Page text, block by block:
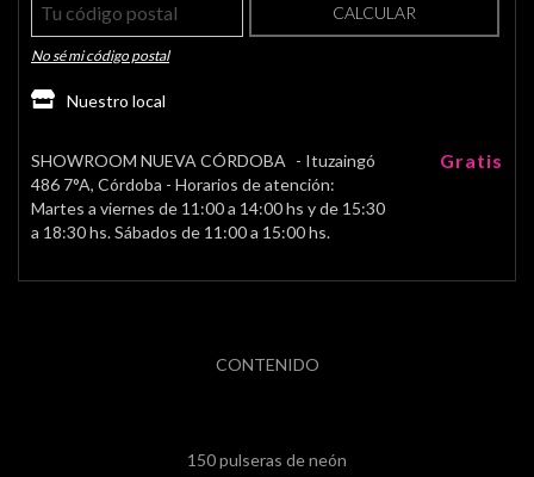
CALCULAR
No sé mi código postal
Nuestro local
SHOWROOM NUEVA CÓRDOBA - Ituzaingó
486 7°A, Córdoba - Horarios de atención:
Martes a viernes de 11:00 a 14:00 hs y de 15:30
a 18:30 hs. Sábados de 11:00 a 15:00 hs.
Gratis
CONTENIDO
150 pulseras de neón